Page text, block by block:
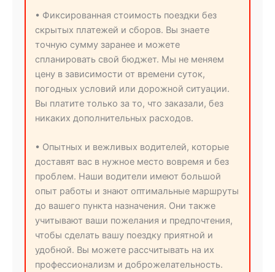
• Фиксированная стоимость поездки без
скрытых платежей и сборов. Вы знаете
точную сумму заранее и можете
спланировать свой бюджет. Мы не меняем
цену в зависимости от времени суток,
погодных условий или дорожной ситуации.
Вы платите только за то, что заказали, без
никаких дополнительных расходов.
• Опытных и вежливых водителей, которые
доставят вас в нужное место вовремя и без
проблем. Наши водители имеют большой
опыт работы и знают оптимальные маршруты
до вашего пункта назначения. Они также
учитывают ваши пожелания и предпочтения,
чтобы сделать вашу поездку приятной и
удобной. Вы можете рассчитывать на их
профессионализм и доброжелательность.